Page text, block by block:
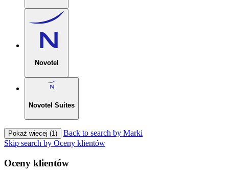
Novotel
Novotel Suites
Pokaż więcej (1)
Back to search by Marki
Skip search by Oceny klientów
Oceny klientów